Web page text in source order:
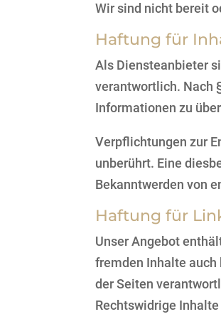
Wir sind nicht bereit
Haftung für
Als Diensteanbieter
verantwortlich. Nach
Informationen zu
Verpflichtungen zur
unberührt. Eine
Bekanntwerden von
Haftung für
Unser Angebot
fremden Inhalte
der Seiten
Rechtswidrige